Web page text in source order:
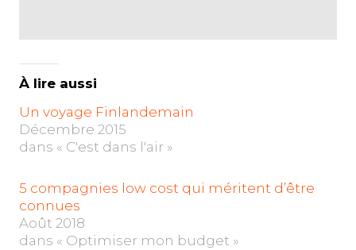
À lire aussi
Un voyage Finlandemain
Décembre 2015
dans « C'est dans l'air »
5 compagnies low cost qui méritent d’être
connues
Août 2018
dans « Optimiser mon budget »